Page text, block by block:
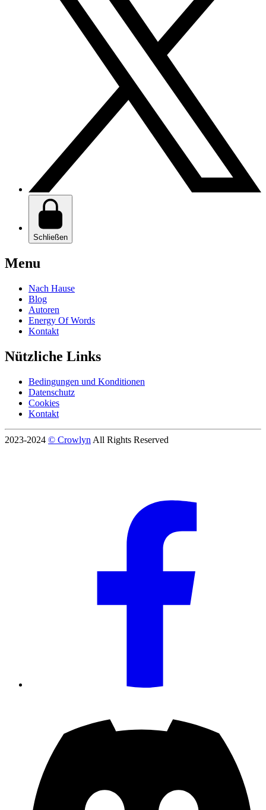
Schließen
Menu
Nach Hause
Blog
Autoren
Energy Of Words
Kontakt
Nützliche Links
Bedingungen und Konditionen
Datenschutz
Cookies
Kontakt
2023-2024 © Crowlyn All Rights Reserved